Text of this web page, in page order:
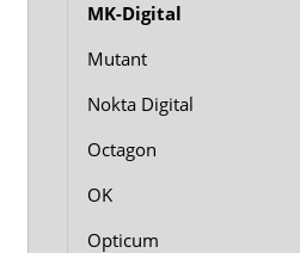
MK-Digital
Mutant
Nokta Digital
Octagon
OK
Opticum